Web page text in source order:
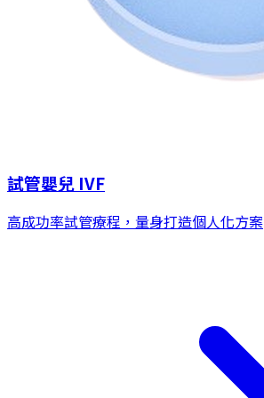
試管嬰兒 IVF
高成功率試管療程，量身打造個人化方案